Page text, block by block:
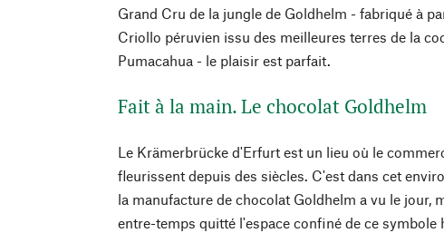
Grand Cru de la jungle de Goldhelm - fabriqué à
Criollo péruvien issu des meilleures terres de la
Pumacahua - le plaisir est parfait.
Fait à la main. Le chocolat Goldhelm
Le Krämerbrücke d'Erfurt est un lieu où le
fleurissent depuis des siècles. C'est dans cet
la manufacture de chocolat Goldhelm a vu le jour,
entre-temps quitté l'espace confiné de ce symbole